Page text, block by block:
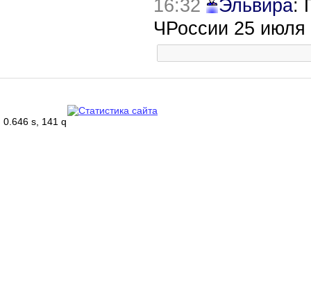
16:32
Эльвира:
ЧРоссии 25 июля
0.646 s, 141 q